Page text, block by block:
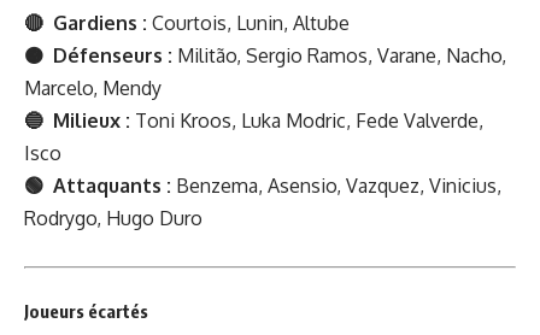
🔴 Gardiens : Courtois, Lunin, Altube
🟠 Défenseurs : Militão, Sergio Ramos, Varane, Nacho,
Marcelo, Mendy
🔵 Milieux : Toni Kroos, Luka Modric, Fede Valverde,
Isco
🟢 Attaquants : Benzema, Asensio, Vazquez, Vinicius,
Rodrygo, Hugo Duro
Joueurs écartés